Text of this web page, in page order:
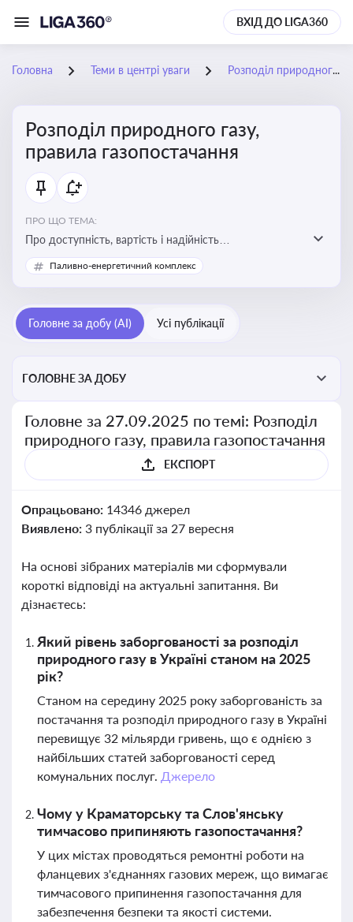
ВХІД ДО LIGA360
Головна Теми в центрі уваги Розподіл природного газу, правила газопостачання
Розподіл природного газу,
правила газопостачання
ПРО ЩО ТЕМА:
Про доступність, вартість і надійність
енергопостачання для бізнесу та вплив на економічну
стабільність
Паливно-енергетичний комплекс
Головне за добу (AI) Усі публікації
ГОЛОВНЕ ЗА ДОБУ
Головне за 27.09.2025 по темі: Розподіл
природного газу, правила газопостачання
ЕКСПОРТ
Опрацьовано: 14346 джерел
Виявлено: 3 публікації за 27 вересня
На основі зібраних матеріалів ми сформували
короткі відповіді на актуальні запитання. Ви
дізнаєтесь:
Який рівень заборгованості за розподіл
природного газу в Україні станом на 2025
рік?
Станом на середину 2025 року заборгованість за
постачання та розподіл природного газу в Україні
перевищує 32 мільярди гривень, що є однією з
найбільших статей заборгованості серед
комунальних послуг. Джерело
Чому у Краматорську та Слов'янську
тимчасово припиняють газопостачання?
У цих містах проводяться ремонтні роботи на
фланцевих з'єднаннях газових мереж, що вимагає
тимчасового припинення газопостачання для
забезпечення безпеки та якості системи.